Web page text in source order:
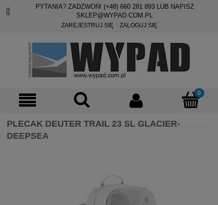
PYTANIA? ZADZWOŃ! (+48) 660 281 893LUB NAPISZ
SKLEP@WYPAD.COM.PL
ZAREJESTRUJ SIĘ ZALOGUJ SIĘ
PLECAK DEUTER TRAIL 23 SL GLACIER-
DEEPSEA